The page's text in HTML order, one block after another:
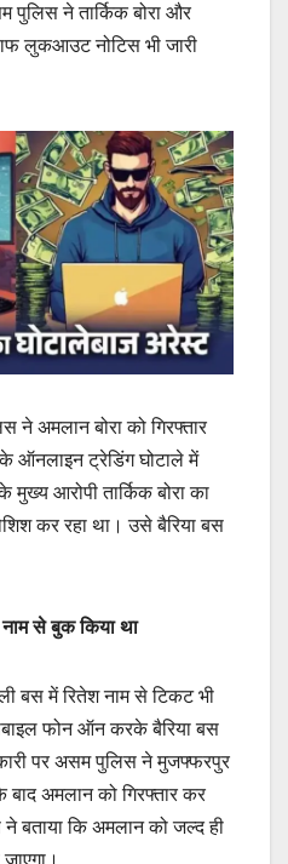
पुलिस ने तार्किक बोरा और
लुकआउट नोटिस भी जारी
ने अमलान बोरा को गिरफ्तार
ऑनलाइन ट्रेडिंग घोटाले में
आरोपी तार्किक बोरा का
कर रहा था। उसे बैरिया बस
नाम से बुक किया था
बस में रितेश नाम से टिकट भी
फोन ऑन करके बैरिया बस
पर असम पुलिस ने मुजफ्फरपुर
अमलान को गिरफ्तार कर
बताया कि अमलान को जल्द ही